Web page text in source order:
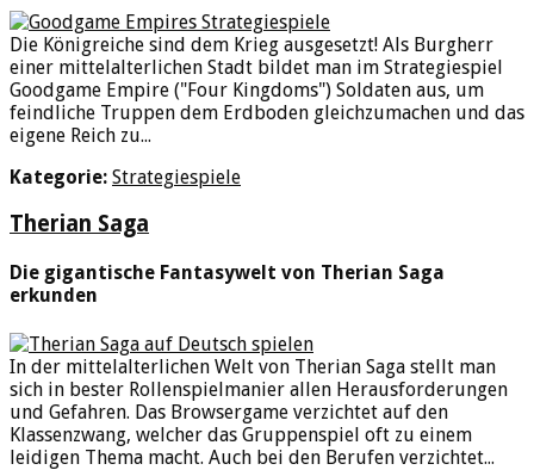
Die Königreiche sind dem Krieg ausgesetzt! Als Burgherr
einer mittelalterlichen Stadt bildet man im Strategiespiel
Goodgame Empire ("Four Kingdoms") Soldaten aus, um
feindliche Truppen dem Erdboden gleichzumachen und das
eigene Reich zu...
Kategorie: Strategiespiele
Therian Saga
Die gigantische Fantasywelt von Therian Saga
erkunden
In der mittelalterlichen Welt von Therian Saga stellt man
sich in bester Rollenspielmanier allen Herausforderungen
und Gefahren. Das Browsergame verzichtet auf den
Klassenzwang, welcher das Gruppenspiel oft zu einem
leidigen Thema macht. Auch bei den Berufen verzichtet...